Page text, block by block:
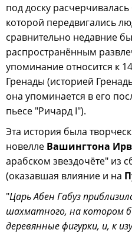
под доску
которой передвигались
сравнительно недавние
распространённым
упоминание относится к
Гренады (историей
она упоминается в его
пьесе "Ричард I").
Эта история была
новелле Вашингтона
арабском звездочёте" из
(оказавшая влияние и на
"Царь Абен Габуз
шахматного, на котором
деревянные фигурки, и, к